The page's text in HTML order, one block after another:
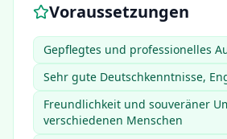
Voraussetzungen
Gepflegtes und professionelles
Sehr gute Deutschkenntnisse,
Freundlichkeit und souveräner
verschiedenen Menschen